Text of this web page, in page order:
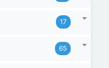
17
65